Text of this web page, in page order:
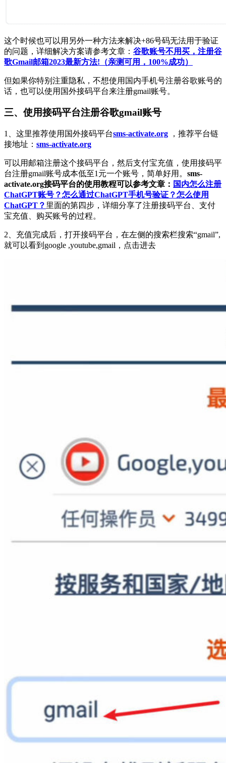
这个时候也可以用另外一种方法来解决+86号码无法用于验证
的问题，详细解决方案请参考文章： 谷歌账号不用买，注册谷
歌Gmail邮箱2023最新方法!（亲测可用，100%成功）
但如果你特别注重隐私，不想使用国内手机号注册谷歌账号的
话，也可以使用国外接码平台来注册gmail账号。
三、使用接码平台注册谷歌gmail账号
1、这里推荐使用国外接码平台sms-activate.org ，推荐平台链
接地址： sms-activate.org
可以用邮箱注册这个接码平台，然后支付宝充值，使用接码平
台注册gmail账号成本低至1元一个账号，简单好用。 sms-
activate.org接码平台的使用教程可以参考文章： 国内怎么注册
ChatGPT账号？怎么通过ChatGPT手机号验证？怎么使用
ChatGPT？ 里面的第四步，详细分享了注册接码平台、支付
宝充值、购买账号的过程。
2、充值完成后，打开接码平台，在左侧的搜索栏搜索“gmail”,
就可以看到google ,youtube,gmail，点击进去